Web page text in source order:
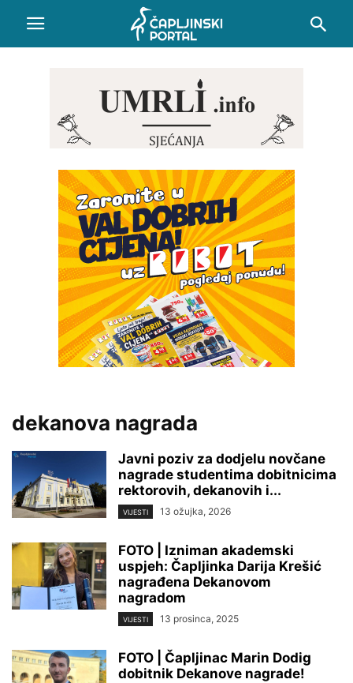
dekanova nagrada
Javni poziv za dodjelu novčane
nagrade studentima dobitnicima
rektorovih, dekanovih i...
VIJESTI 13 ožujka, 2026
FOTO | Izniman akademski
uspjeh: Čapljinka Darija Krešić
nagrađena Dekanovom
nagradom
VIJESTI 13 prosinca, 2025
FOTO | Čapljinac Marin Dodig
dobitnik Dekanove nagrade!